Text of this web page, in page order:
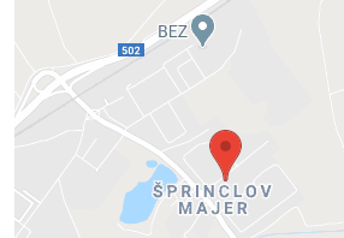
Externý obsah je
Prajete si načítať externý obsah?
Povoliť tentokrát